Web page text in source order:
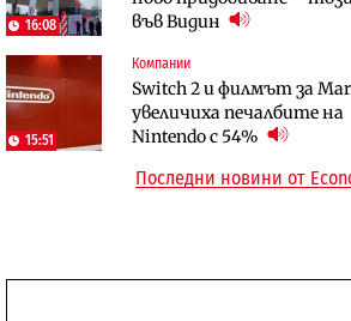
16:08
във Видин
15:51
Компании
Switch 2 и филмът за
увеличиха печалбите на
Nintendo с 54%
откажат напълно от
Публични финанси
Общините вече зависят
централната власт за
население и все повече
Компании
А1 отново е лидер при
технологичните
Последни новини от